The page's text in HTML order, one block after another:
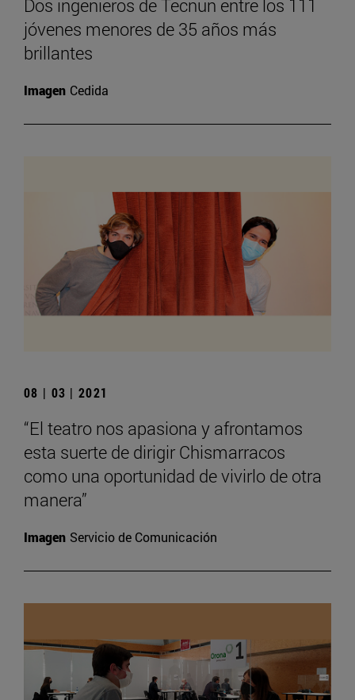
Dos ingenieros de Tecnun entre los 111
jóvenes menores de 35 años más
brillantes
Imagen Cedida
08 | 03 | 2021
“El teatro nos apasiona y afrontamos
esta suerte de dirigir Chismarracos
como una oportunidad de vivirlo de otra
manera”
Imagen Servicio de Comunicación